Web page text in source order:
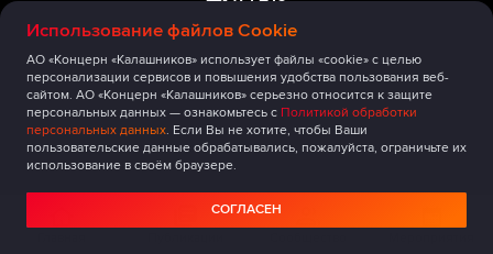
Использование файлов Cookie
АО «Концерн «Калашников» использует файлы «cookie» с целью
персонализации сервисов и повышения удобства пользования веб-
сайтом. АО «Концерн «Калашников» серьезно относится к защите
персональных данных — ознакомьтесь с Политикой обработки
персональных данных. Если Вы не хотите, чтобы Ваши
пользовательские данные обрабатывались, пожалуйста, ограничьте их
использование в своём браузере.
СОГЛАСЕН